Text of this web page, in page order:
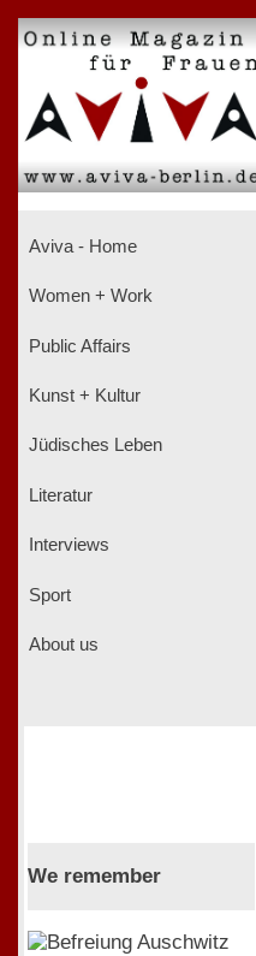
Aviva - Home
Women + Work
Public Affairs
Kunst + Kultur
Jüdisches Leben
Literatur
Interviews
Sport
About us
We remember